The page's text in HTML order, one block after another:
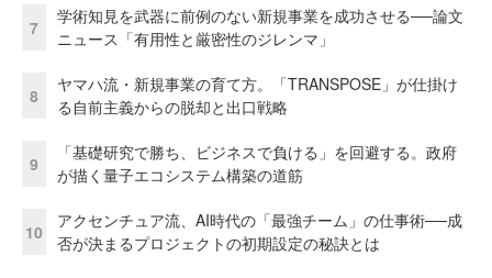
7
学術知見を武器に前例のない新規事業を成功させる──論文
ニュース「有用性と厳密性のジレンマ」
8
ヤマハ流・新規事業の育て方。「TRANSPOSE」が仕掛け
る自前主義からの脱却と出口戦略
9
「基礎研究で勝ち、ビジネスで負ける」を回避する。政府
が描く量子エコシステム構築の道筋
10
アクセンチュア流、AI時代の「最強チーム」の仕事術──成
否が決まるプロジェクトの初期設定の秘訣とは